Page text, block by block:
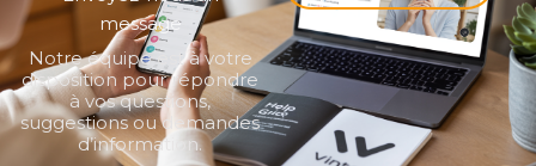
message
Notre équipe est à votre
disposition pour répondre
à vos questions,
suggestions ou demandes
d’information.